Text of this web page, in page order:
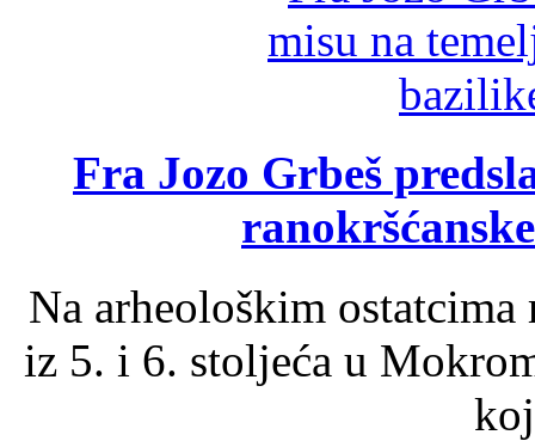
Fra Jozo Grbeš
Na arheološkim
iz 5. i 6. stoljeća u